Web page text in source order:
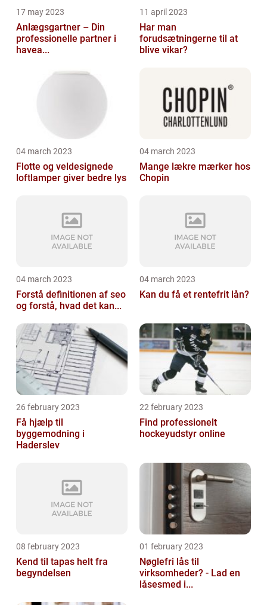
17 may 2023
Anlægsgartner – Din
professionelle partner i
havea...
11 april 2023
Har man
forudsætningerne til at
blive vikar?
04 march 2023
Flotte og veldesignede
loftlamper giver bedre lys
04 march 2023
Mange lækre mærker hos
Chopin
04 march 2023
Forstå definitionen af seo
og forstå, hvad det kan...
04 march 2023
Kan du få et rentefrit lån?
26 february 2023
Få hjælp til
byggemodning i
Haderslev
22 february 2023
Find professionelt
hockeyudstyr online
08 february 2023
Kend til tapas helt fra
begyndelsen
01 february 2023
Nøglefri lås til
virksomheder? - Lad en
låsesmed i...